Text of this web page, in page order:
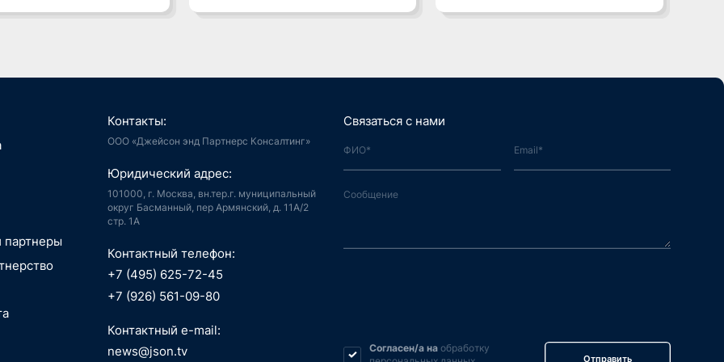
Интернет
LegalTech
данные,
4.0,
книги
3D
мотивация
БАС
город
3D
ИБ, КИИ
партнеры
Контакты:
ООО «Джейсон энд Партнерс Консалтинг»
Юридический адрес:
101000, г. Москва, вн.тер.г. муниципальный
округ Басманный, пер Армянский, д. 11А/2
стр. 1А
Контактный телефон:
+7 (495) 625-72-45
+7 (926) 561-09-80
Контактный e-mail:
news@json.tv
Связаться с нами
Согласен/а наобработку
Отправить